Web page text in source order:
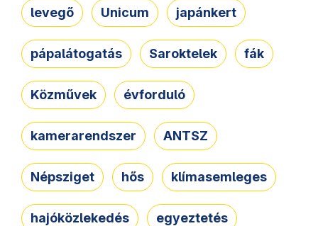
levegő Unicum japánkert
pápalátogatás Saroktelek fák
Közművek évforduló
kamerarendszer ANTSZ
Népsziget hős klímasemleges
hajóközlekedés egyeztetés